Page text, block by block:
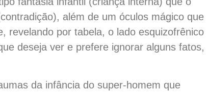
além de um óculos mágico que
revelando por tabela, o lado esquizofrênico
deseja ver e prefere ignorar alguns fatos,
da infância do super-homem que